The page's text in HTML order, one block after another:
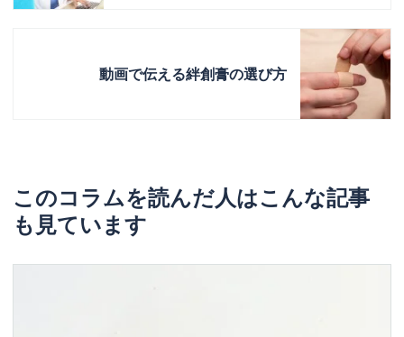
動画で伝える絆創膏の選び方
このコラムを読んだ人はこんな記事
も見ています